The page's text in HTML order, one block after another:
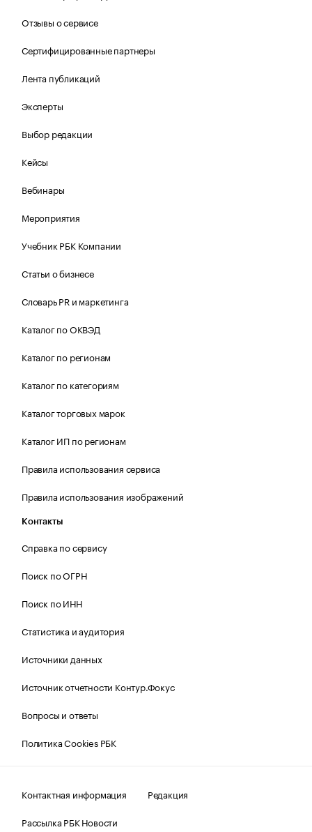
Отзывы о сервисе
Сертифицированные партнеры
Лента публикаций
Эксперты
Выбор редакции
Кейсы
Вебинары
Мероприятия
Учебник РБК Компании
Статьи о бизнесе
Словарь PR и маркетинга
Каталог по ОКВЭД
Каталог по регионам
Каталог по категориям
Каталог торговых марок
Каталог ИП по регионам
Правила использования сервиса
Правила использования изображений
Контакты
Справка по сервису
Поиск по ОГРН
Поиск по ИНН
Статистика и аудитория
Источники данных
Источник отчетности Контур.Фокус
Вопросы и ответы
Политика Cookies РБК
Контактная информация
Редакция
Рассылка РБК Новости